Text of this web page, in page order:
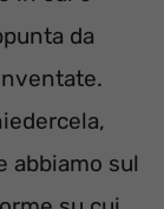
da
abbiamo sul